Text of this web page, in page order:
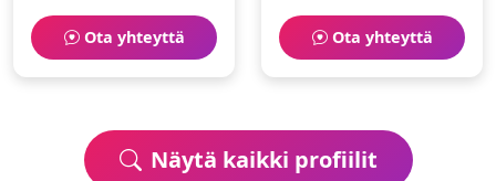
bloggaaminen. Toivoisin
löytäväni
samanhenkisen
Ota yhteyttä
hyvinvointi.Ota yhteyttä
Näytä kaikki profiilit